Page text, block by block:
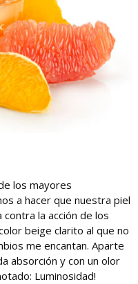
los mayores
a hacer que nuestra piel
la acción de los
beige clarito al que no
me encantan. Aparte
absorción y con un olor
Luminosidad!